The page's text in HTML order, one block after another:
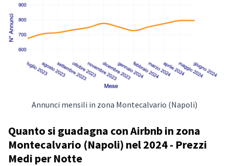
Annunci mensili in zona Montecalvario (Napoli)
Quanto si guadagna con Airbnb in zona
Montecalvario (Napoli) nel 2024 - Prezzi
Medi per Notte